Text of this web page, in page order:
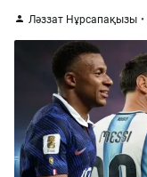
Ләззат Нұрсапақызы